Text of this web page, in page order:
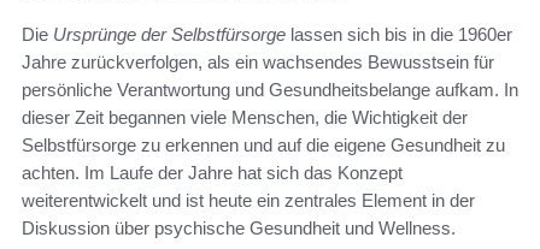
Die Ursprünge der Selbstfürsorge lassen sich bis in die 1960er
Jahre zurückverfolgen, als ein wachsendes Bewusstsein für
persönliche Verantwortung und Gesundheitsbelange aufkam. In
dieser Zeit begannen viele Menschen, die Wichtigkeit der
Selbstfürsorge zu erkennen und auf die eigene Gesundheit zu
achten. Im Laufe der Jahre hat sich das Konzept
weiterentwickelt und ist heute ein zentrales Element in der
Diskussion über psychische Gesundheit und Wellness.